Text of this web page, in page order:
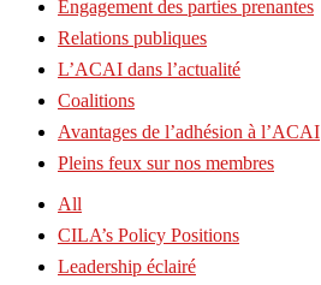
Engagement des parties prenantes
Relations publiques
L’ACAI dans l’actualité
Coalitions
Avantages de l’adhésion à l’ACAI
Pleins feux sur nos membres
All
CILA’s Policy Positions
Leadership éclairé